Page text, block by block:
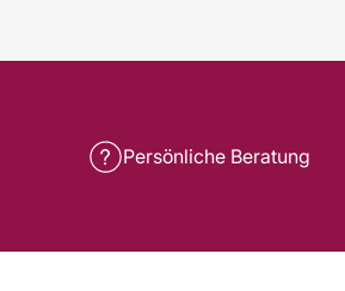
Persönliche Beratung